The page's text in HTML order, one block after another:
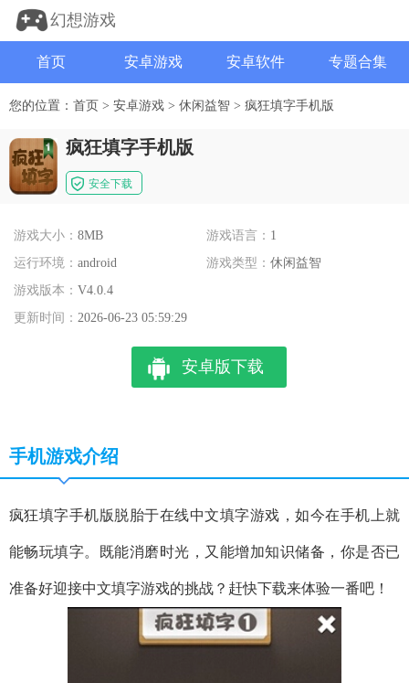
幻想游戏
首页 安卓游戏 安卓软件 专题合集
您的位置： 首页 > 安卓游戏 > 休闲益智 > 疯狂填字手机版
疯狂填字手机版
安全下载
游戏大小： 8MB 游戏语言： 1
运行环境： android 游戏类型：休闲益智
游戏版本： V4.0.4
更新时间： 2026-06-23 05:59:29
安卓版下载
手机游戏介绍
疯狂填字手机版脱胎于在线中文填字游戏，如今在手机上就
能畅玩填字。既能消磨时光，又能增加知识储备，你是否已
准备好迎接中文填字游戏的挑战？赶快下载来体验一番吧！